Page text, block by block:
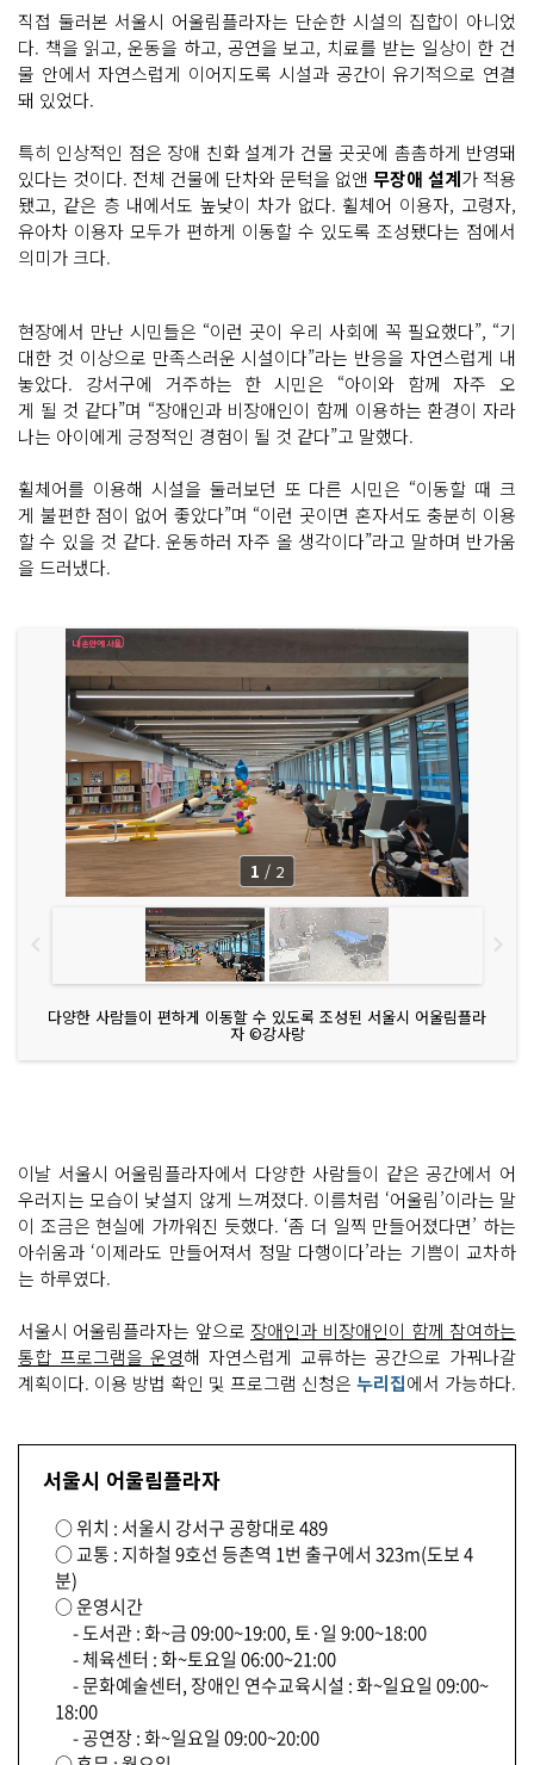
직접 둘러본 서울시 어울림플라자는 단순한 시설의 집합이 아니었
다. 책을 읽고, 운동을 하고, 공연을 보고, 치료를 받는 일상이 한 건
물 안에서 자연스럽게 이어지도록 시설과 공간이 유기적으로 연결
돼 있었다.
특히 인상적인 점은 장애 친화 설계가 건물 곳곳에 촘촘하게 반영돼
있다는 것이다. 전체 건물에 단차와 문턱을 없앤 무장애 설계가 적용
됐고, 같은 층 내에서도 높낮이 차가 없다. 휠체어 이용자, 고령자,
유아차 이용자 모두가 편하게 이동할 수 있도록 조성됐다는 점에서
의미가 크다.
현장에서 만난 시민들은 “이런 곳이 우리 사회에 꼭 필요했다”, “기
대한 것 이상으로 만족스러운 시설이다”라는 반응을 자연스럽게 내
놓았다. 강서구에 거주하는 한 시민은 “아이와 함께 자주 오
게 될 것 같다”며 “장애인과 비장애인이 함께 이용하는 환경이 자라
나는 아이에게 긍정적인 경험이 될 것 같다”고 말했다.
휠체어를 이용해 시설을 둘러보던 또 다른 시민은 “이동할 때 크
게 불편한 점이 없어 좋았다”며 “이런 곳이면 혼자서도 충분히 이용
할 수 있을 것 같다. 운동하러 자주 올 생각이다”라고 말하며 반가움
을 드러냈다.
다양한 사람들이 편하게 이동할 수 있도록 조성된 서울시 어울림플라
자 ©강사랑
1 / 2
이날 서울시 어울림플라자에서 다양한 사람들이 같은 공간에서 어
우러지는 모습이 낯설지 않게 느껴졌다. 이름처럼 ‘어울림’이라는 말
이 조금은 현실에 가까워진 듯했다. ‘좀 더 일찍 만들어졌다면’ 하는
아쉬움과 ‘이제라도 만들어져서 정말 다행이다’라는 기쁨이 교차하
는 하루였다.
서울시 어울림플라자는 앞으로 장애인과 비장애인이 함께 참여하는
통합 프로그램을 운영해 자연스럽게 교류하는 공간으로 가꿔나갈
계획이다. 이용 방법 확인 및 프로그램 신청은 누리집에서 가능하다.
서울시 어울림플라자
○ 위치 : 서울시 강서구 공항대로 489
○ 교통 : 지하철 9호선 등촌역 1번 출구에서 323m(도보 4
분)
○ 운영시간
- 도서관 : 화~금 09:00~19:00, 토·일 9:00~18:00
- 체육센터 : 화~토요일 06:00~21:00
- 문화예술센터, 장애인 연수교육시설 : 화~일요일 09:00~
18:00
- 공연장 : 화~일요일 09:00~20:00